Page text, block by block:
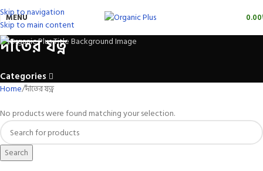
Skip to navigation
Skip to main content
MENU 0.00
দাঁতের যত্ন
Categories
Home দাঁতের যত্ন
No products were found matching your selection.
Search